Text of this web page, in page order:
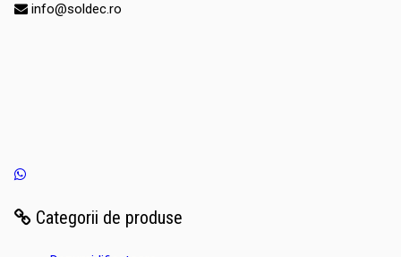
info@soldec.ro
Categorii de produse